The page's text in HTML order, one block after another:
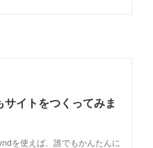
サイトをつくってみま
を使えば、誰でもかんたんに